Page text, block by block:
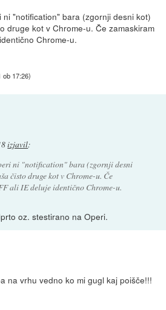
"notification" bara (zgornji desni kot)
druge kot v Chrome-u. Če zamaskiram
Chrome-u.
ob 17:26)
izjavil:
ni "notification" bara (zgornji desni
čisto druge kot v Chrome-u. Če
ali IE deluje identično Chrome-u.
oz. stestirano na Operi.
na vrhu vedno ko mi gugl kaj poišče!!!